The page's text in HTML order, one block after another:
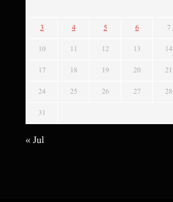
3 4 5 6 7
10 11 12 13 14
17 18 19 20 21
24 25 26 27 28
31
« Jul